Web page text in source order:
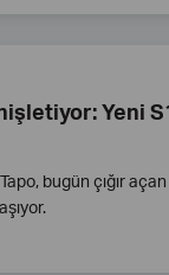
Yeni
bugün çığır